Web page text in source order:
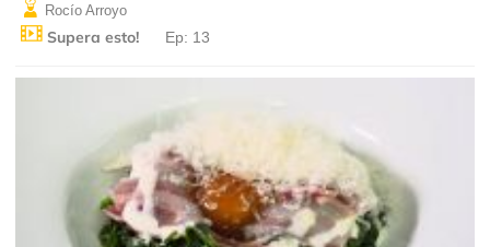
Rocío Arroyo
Supera esto! Ep: 13